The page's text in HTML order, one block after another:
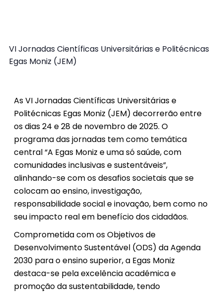
VI Jornadas Científicas Universitárias e Politécnicas
Egas Moniz (JEM)
As VI Jornadas Científicas Universitárias e
Politécnicas Egas Moniz (JEM) decorrerão entre
os dias 24 e 28 de novembro de 2025. O
programa das jornadas tem como temática
central “A Egas Moniz e uma só saúde, com
comunidades inclusivas e sustentáveis”,
alinhando-se com os desafios societais que se
colocam ao ensino, investigação,
responsabilidade social e inovação, bem como no
seu impacto real em benefício dos cidadãos.
Comprometida com os Objetivos de
Desenvolvimento Sustentável (ODS) da Agenda
2030 para o ensino superior, a Egas Moniz
destaca-se pela excelência académica e
promoção da sustentabilidade, tendo